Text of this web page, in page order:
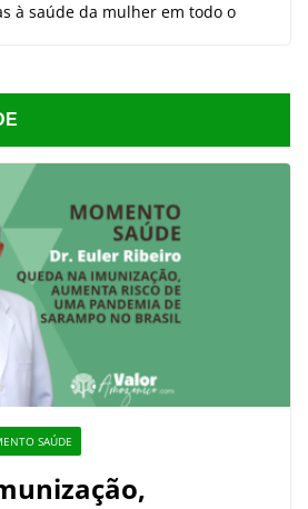
à saúde da mulher em todo o
SAÚDE